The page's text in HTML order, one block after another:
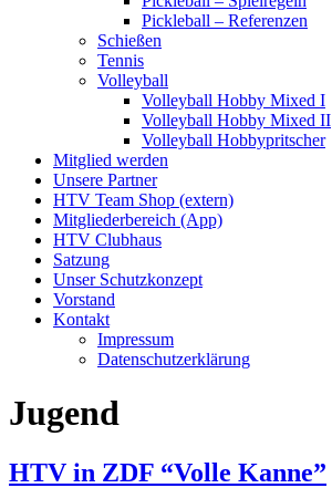
Pickleball – Referenzen
Schießen
Tennis
Volleyball
Volleyball Hobby Mixed I
Volleyball Hobby Mixed II
Volleyball Hobbypritscher
Mitglied werden
Unsere Partner
HTV Team Shop (extern)
Mitgliederbereich (App)
HTV Clubhaus
Satzung
Unser Schutzkonzept
Vorstand
Kontakt
Impressum
Datenschutzerklärung
Jugend
HTV in ZDF “Volle Kanne”